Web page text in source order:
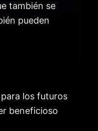
también se
pueden
los futuros
beneficioso